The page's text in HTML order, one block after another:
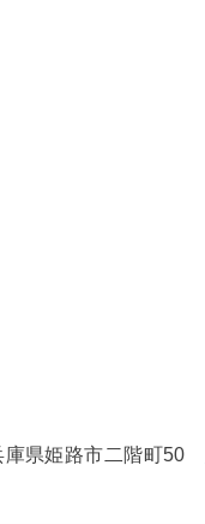
庫県姫路市二階町50